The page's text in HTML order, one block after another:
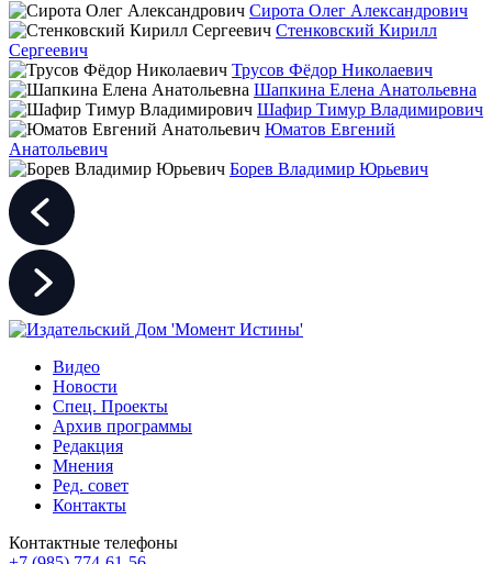
Сирота Олег Александрович
Стенковский Кирилл
Сергеевич
Трусов Фёдор Николаевич
Шапкина Елена Анатольевна
Шафир Тимур Владимирович
Юматов Евгений
Анатольевич
Борев Владимир Юрьевич
Видео
Новости
Спец. Проекты
Архив программы
Редакция
Мнения
Ред. совет
Контакты
Контактные телефоны